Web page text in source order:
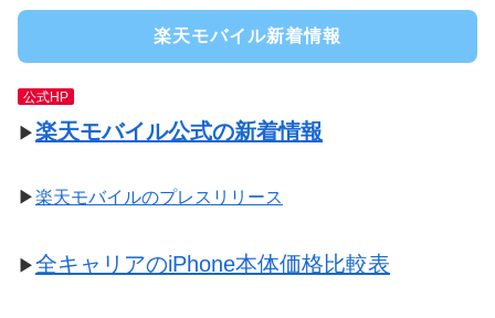
楽天モバイル新着情報
公式HP
▶楽天モバイル公式の新着情報
▶楽天モバイルのプレスリリース
▶全キャリアのiPhone本体価格比較表